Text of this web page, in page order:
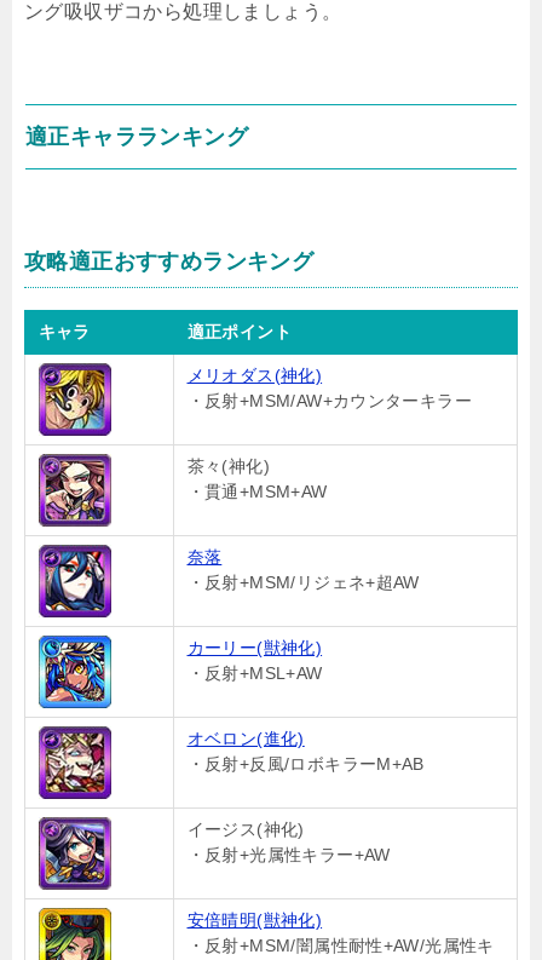
ング吸収ザコから処理しましょう。
適正キャラランキング
攻略適正おすすめランキング
キャラ 適正ポイント
メリオダス(神化)
・反射+MSM/AW+カウンターキラー
茶々(神化)
・貫通+MSM+AW
奈落
・反射+MSM/リジェネ+超AW
カーリー(獣神化)
・反射+MSL+AW
オベロン(進化)
・反射+反風/ロボキラーM+AB
イージス(神化)
・反射+光属性キラー+AW
安倍晴明(獣神化)
・反射+MSM/闇属性耐性+AW/光属性キ